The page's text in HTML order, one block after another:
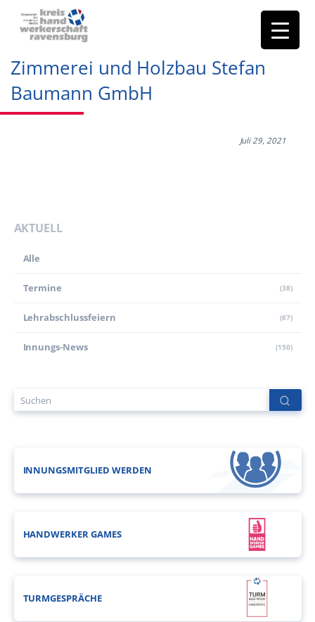
Zimmerei und Holzbau Stefan
Baumann GmbH
Juli 29, 2021
AKTUELL
Alle
Termine (38)
Lehr­abschluss­feiern (67)
Innungs-News (150)
INNUNGSMITGLIED WERDEN
HANDWERKER GAMES
TURMGESPRÄCHE